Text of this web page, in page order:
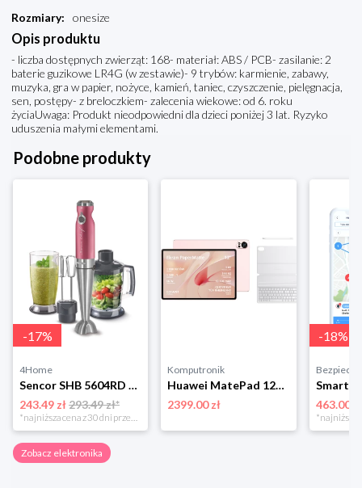
Rozmiary: onesize
Opis produktu
- liczba dostępnych zwierząt: 168- materiał: ABS / PCB- zasilanie: 2
baterie guzikowe LR4G (w zestawie)- 9 trybów: karmienie, zabawy,
muzyka, gra w papier, nożyce, kamień, taniec, czyszczenie, pielęgnacja,
sen, postępy- z breloczkiem- zalecenia wiekowe: od 6. roku
życiaUwaga: Produkt nieodpowiedni dla dzieci poniżej 3 lat. Ryzyko
uduszenia małymi elementami.
Podobne produkty
-17%
4Home
Sencor SHB 5604RD blender, różowy
243.49 zł293.49 zł*
*najniższa cena z 30 dni przed obniżką
Komputronik
Huawei MatePad 12X 12/256GB PaperMatte WiFi różowy + klawiatura + rysik
2399.00 zł
-18%
463.00 zł
Zobacz elektronika